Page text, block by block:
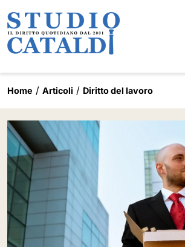
Home Articoli Diritto del lavoro